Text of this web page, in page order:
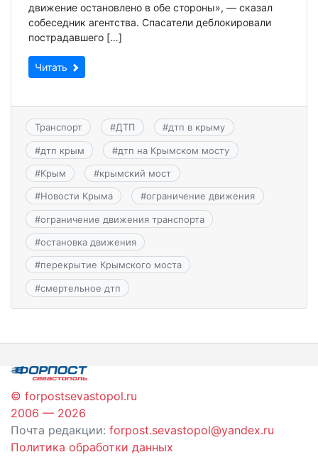
движение остановлено в обе стороны», — сказал
собеседник агентства. Спасатели деблокировали
пострадавшего […]
Читать
Транспорт #ДТП #дтп в крыму
#дтп крым #дтп на Крымском мосту
#Крым #крымский мост
#Новости Крыма #ограничение движения
#ограничение движения транспорта
#остановка движения
#перекрытие Крымского моста
#смертельное дтп
© forpostsevastopol.ru
2006 — 2026
Почта редакции: forpost.sevastopol@yandex.ru
Политика обработки данных